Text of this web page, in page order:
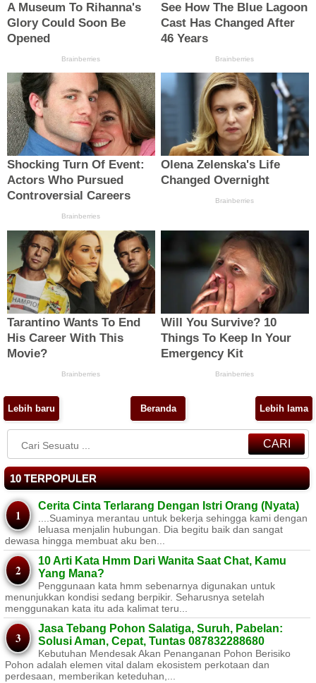
Lebih baru Lebih lama
Beranda
CARI
10 TERPOPULER
Cerita Cinta Terlarang Dengan Istri Orang (Nyata)
....Suaminya merantau untuk bekerja sehingga kami dengan
leluasa menjalin hubungan. Dia begitu baik dan sangat
dewasa hingga membuat aku ben...
10 Arti Kata Hmm Dari Wanita Saat Chat, Kamu
Yang Mana?
Penggunaan kata hmm sebenarnya digunakan untuk
menunjukkan kondisi sedang berpikir. Seharusnya setelah
menggunakan kata itu ada kalimat teru...
Jasa Tebang Pohon Salatiga, Suruh, Pabelan:
Solusi Aman, Cepat, Tuntas 087832288680
Kebutuhan Mendesak Akan Penanganan Pohon Berisiko ​
Pohon adalah elemen vital dalam ekosistem perkotaan dan
perdesaan, memberikan keteduhan,...